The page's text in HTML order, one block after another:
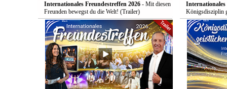
Internationales Freundestreffen 2026- Mit diesen
Freunden bewegst du die Welt! (Trailer)
Internationales
Königsdisziplin